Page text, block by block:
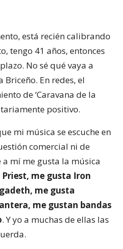
está recién calibrando
tengo 41 años, entonces
No sé qué vaya a
Briceño. En redes, el
de ‘Caravana de la
positivo.
mi música se escuche en
comercial ni de
mí me gusta la música
Priest, me gusta Iron
me gusta
me gustan bandas
. Y yo a muchas de ellas las